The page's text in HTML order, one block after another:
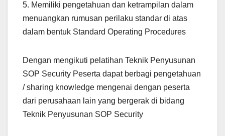
5. Memiliki pengetahuan dan ketrampilan dalam
menuangkan rumusan perilaku standar di atas
dalam bentuk Standard Operating Procedures
Dengan mengikuti pelatihan Teknik Penyusunan
SOP Security Peserta dapat berbagi pengetahuan
/ sharing knowledge mengenai dengan peserta
dari perusahaan lain yang bergerak di bidang
Teknik Penyusunan SOP Security